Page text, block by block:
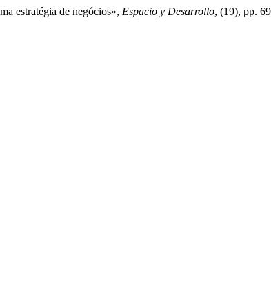
estratégia de negócios», Espacio y Desarrollo, (19), pp.